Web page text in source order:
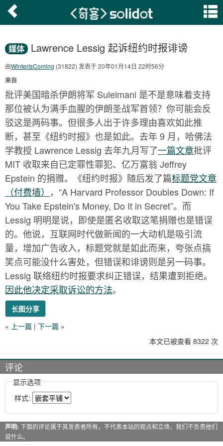
媒体 Lawrence Lessig 起诉纽约时报诽谤
由WinterIsComing (31822) 发表于 20年01月14日 22时56分
来自
批评美国暗杀伊朗将军 Suleimani 是不是意味着支持
那位被认为满手血腥的伊朗圣战军首领？你可能会反
驳这是两码事。但很多人出于许多理由喜欢如此推
断，甚至《纽约时报》也是如此。去年 9 月，哈佛法
学教授 Lawrence Lessig 去年九月写了一篇文章批评
MIT 收取来自已定罪性罪犯、亿万富翁 Jeffrey
Epstein 的捐赠。《纽约时报》随后发了篇标题党文章
（付费墙） ，“A Harvard Professor Doubles Down: If
You Take Epstein's Money, Do It in Secret”。而
Lessig 明明是说，即使是匿名收取这笔捐赠也是错误
的。他说，互联网时代做新闻的一大动机是吸引流
量，增加广告收入，标题党就是如此而来，夸张点搞
笑点可能没什么害处，但错误和诽谤则是另一码事。
Lessig 联络纽约时报要求纠正错误，结果遭到拒绝。
因此他决定采取诉讼的方法。
长图分享
« 上一篇 | 下一篇 »
本文已被查看 8322 次
评论
显示选项
样式:
声明: 下面的评论属于其发表者所有，不代表本站的观点和立场，我们不负责他们
说什么。